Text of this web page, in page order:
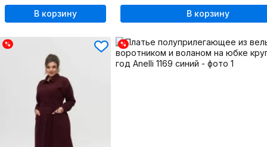
В корзину В корзину
% %